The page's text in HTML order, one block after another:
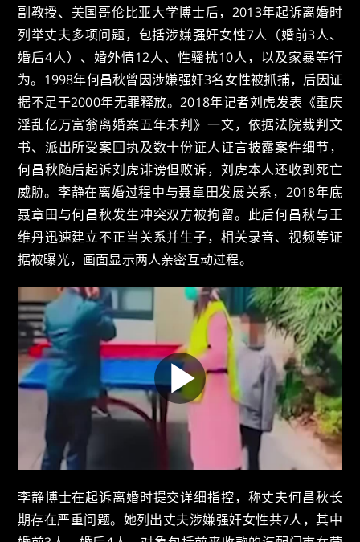
副教授、美国哥伦比亚大学博士后，2013年起诉离婚时
列举丈夫多项问题，包括涉嫌强奸女性7人（婚前3人、
婚后4人）、婚外情12人、性骚扰10人，以及家暴等行
为。1998年何昌秋曾因涉嫌强奸3名女性被抓捕，后因证
据不足于2000年无罪释放。2018年记者刘虎发表《重庆
淫乱亿万富翁离婚案五年未判》一文，依据法院裁判文
书、派出所受案回执及数十份证人证言披露案件细节，
何昌秋随后起诉刘虎诽谤但败诉，刘虎本人还收到死亡
威胁。李静在离婚过程中与聂章田发展关系，2018年底
聂章田与何昌秋发生冲突双方被拘留。此后何昌秋与王
维丹迅速建立不正当关系并生子，相关录音、视频等证
据被曝光，画面显示两人亲密互动过程。
李静博士在起诉离婚时提交详细指控，称丈夫何昌秋长
期存在严重问题。她列出丈夫涉嫌强奸女性共7人，其中